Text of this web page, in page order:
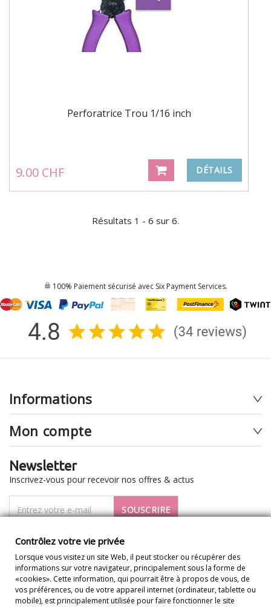
Perforatrice Trou 1/16 inch
9.00 CHF DÉTAILS
Résultats 1 - 6 sur 6.
100% Paiement sécurisé avec Six Payment Services.
Informations
Mon compte
Newsletter
Inscrivez-vous pour recevoir nos offres & actus
SOUSCRIRE
Contrôlez votre vie privée
Lorsque vous visitez un site Web, il peut stocker ou récupérer des
informations sur votre navigateur, principalement sous la forme de
«cookies». Cette information, qui pourrait être à propos de vous, de
vos préférences, ou de votre appareil internet (ordinateur, tablette ou
mobile), est principalement utilisée pour faire fonctionner le site